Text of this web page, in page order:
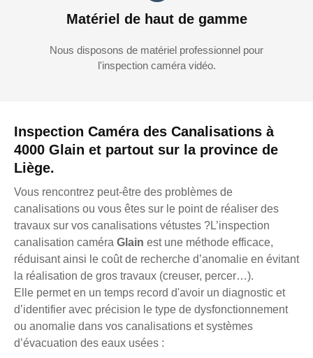
Inspection Caméra des Canalisations à
4000 Glain et partout sur la province de
Liège.
Vous rencontrez peut-être des problèmes de
canalisations ou vous êtes sur le point de réaliser des
travaux sur vos canalisations vétustes ?L’inspection
canalisation caméra Glain est une méthode efficace,
réduisant ainsi le coût de recherche d’anomalie en évitant
la réalisation de gros travaux (creuser, percer…).
Elle permet en un temps record d'avoir un diagnostic et
d’identifier avec précision le type de dysfonctionnement
ou anomalie dans vos canalisations et systèmes
d’évacuation des eaux usées :
Matériel de haut de gamme
Nous disposons de matériel professionnel pour
l'inspection caméra vidéo.